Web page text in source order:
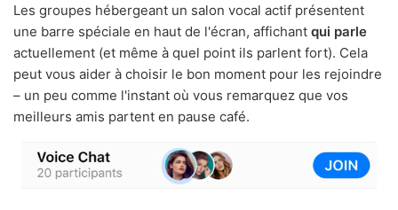
Les groupes hébergeant un salon vocal actif présentent
une barre spéciale en haut de l'écran, affichant qui parle
actuellement (et même à quel point ils parlent fort). Cela
peut vous aider à choisir le bon moment pour les rejoindre
– un peu comme l'instant où vous remarquez que vos
meilleurs amis partent en pause café.